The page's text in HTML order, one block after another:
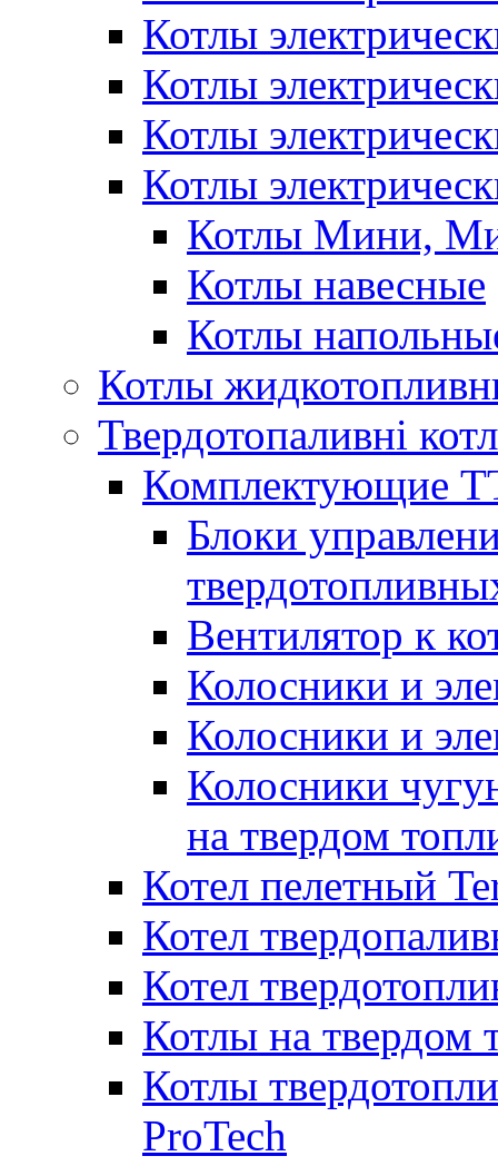
Котлы
Котлы
Котлы
Котлы
Котлы Мини,
Котлы навесные
Котлы
Котлы
Твердотопаливні
Комплектующие
Блоки
Вентилятор к
Колосники и
Колосники и
Колосники
на твердом
Котел пелетный
Котел
Котел
Котлы на твердом
Котлы
ProTech